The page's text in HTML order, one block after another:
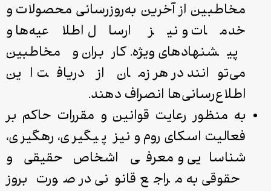
مخاطبین از آخرین به‌روزرسانی‌‌ محصولات و
خدمات و نیز ارسال اطلاعیه‌ها و
پیشنهادهای ویژه. کاربران و مخاطبین
می‌توانند در هر زمان از دریافت این
اطلاع‌رسانی‌ها انصراف دهند.
به منظور رعایت قوانین و مقررات حاکم بر
فعالیت اسکای‌روم و نیز پیگیری، رهگیری،
شناسایی و معرفی اشخاص حقیقی و
حقوقی به مراجع قانونی در صورت بروز